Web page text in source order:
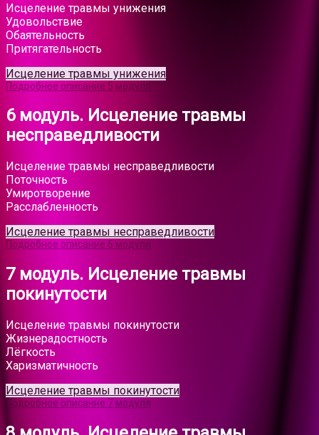
Исцеление травмы унижения
Удовольствие
Обаятельность
Притягательность
Исцеление травмы унижения
Подробное описание 5 модуля
6 модуль. Исцеление травмы
несправедливости
Исцеление травмы несправедливости
Поточность
Умиротворение
Расслабленность
Исцеление травмы несправедливости
Подробное описание 6 модуля
7 модуль. Исцеление травмы
покинутости
Исцеление травмы покинутости
Жизнерадостность
Лёгкость
Харизматичность
Исцеление травмы покинутости
Подробное описание 7 модуля